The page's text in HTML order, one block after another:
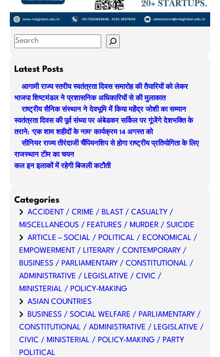
S
aLatest Posts
आगामी राज्य स्तरीय स्वतंत्रता दिवस समारोह की तैयारियों को लेकर
भाजपा शिष्टमंडल ने प्रशासनिक अधिकारियों से की मुलाकात
राष्ट्रीय सैनिक संस्थान ने देवभूमि में किया महेंद्र जोशी का सम्मान
स्वतंत्रता दिवस की पूर्व संध्या पर अंबेडकर सर्किल पर गूंजेंगे देशभक्ति के
तराने: ‘एक शाम शहीदों के नाम’ कार्यक्रम 14 अगस्त को
सीनियर राज्य तीरंदाजी चैंपियनशिप से होगा राष्ट्रीय प्रतियोगिता के लिए
राजस्थान टीम का चयन
कल इन इलाकों में रहेगी बिजली कटौती
Categories
ACCIDENT / CRIME / BLAST / CASUALTY /
MISCELLANEOUS / FEATURES / MURDER / SUICIDE
ARTICLE – SOCIAL / POLITICAL / ECONOMICAL /
EMPOWERMENT / LITERARY / CONTEMPORARY /
BUSINESS / PARLIAMENTARY / CONSTITUTIONAL /
ADMINISTRATIVE / LEGISLATIVE / CIVIC /
MINISTERIAL / POLICY-MAKING
ASIAN COUNTRIES
BUSINESS / SOCIAL WELFARE / PARLIAMENTARY /
CONSTITUTIONAL / ADMINISTRATIVE / LEGISLATIVE /
CIVIC / MINISTERIAL / POLICY-MAKING / PARTY
POLITICAL